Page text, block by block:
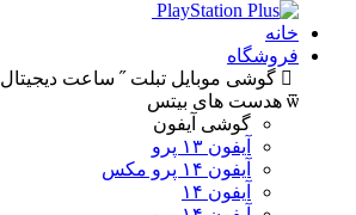
خانه
فروشگاه
گوشی موبایل تبلت ساعت دیجیتال
هدست های بیتس
گوشی آیفون
آیفون ۱۳ پرو
آیفون ۱۴ پرو مکس
آیفون ۱۴